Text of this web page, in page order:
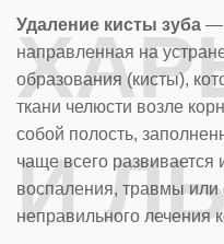
И
Удаление кисты зуба —
направленная на
образования (кисты),
ткани челюсти возле
собой полость,
чаще всего развивается
воспаления, травмы
неправильного лечения